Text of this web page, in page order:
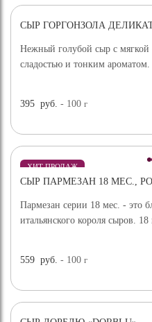
СЫР ГОРГОНЗОЛА
Нежный голубой сыр с мягкой
сладостью и тонким ароматом.
395 руб. - 100г
ХИТ ПРОДАЖ
СЫР ПАРМЕЗАН 18 МЕС.,
Пармезан серии 18 мес. - это
итальянского короля сыров.
559 руб. - 100г